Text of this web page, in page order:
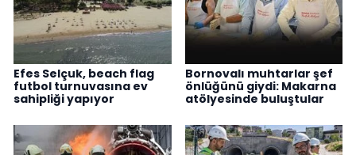
Efes Selçuk, beach flag
futbol turnuvasına ev
sahipliği yapıyor
Bornovalı muhtarlar şef
önlüğünü giydi: Makarna
atölyesinde buluştular